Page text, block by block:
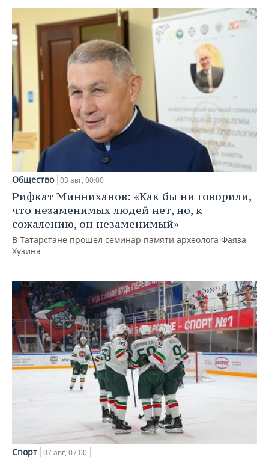
Общество 03 авг, 00:00
Рифкат Минниханов: «Как бы ни говорили,
что незаменимых людей нет, но, к
сожалению, он незаменимый»
В Татарстане прошел семинар памяти археолога Фаяза
Хузина
Спорт 07 авг, 07:00